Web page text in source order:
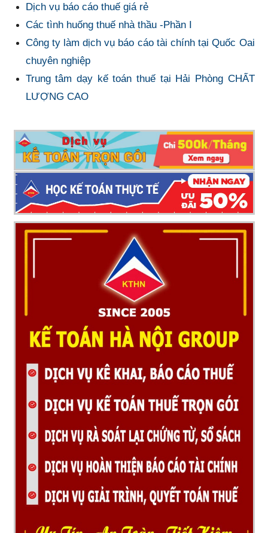
Dịch vụ báo cáo thuế giá rẻ
Các tình huống thuế nhà thầu -Phần I
Công ty làm dịch vụ báo cáo tài chính tại Quốc Oai
chuyên nghiệp
Trung tâm dạy kế toán thuế tại Hải Phòng CHẤT
LƯỢNG CAO